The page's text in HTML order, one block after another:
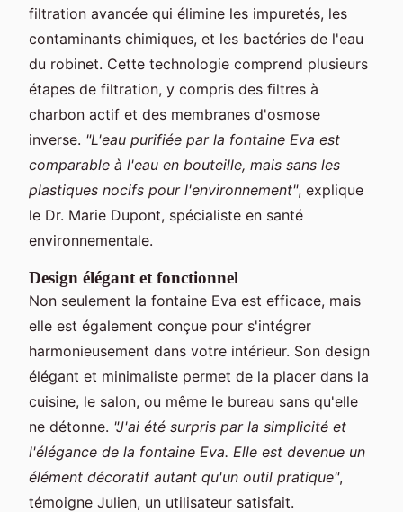
filtration avancée qui élimine les impuretés, les
contaminants chimiques, et les bactéries de l'eau
du robinet. Cette technologie comprend plusieurs
étapes de filtration, y compris des filtres à
charbon actif et des membranes d'osmose
inverse. "L'eau purifiée par la fontaine Eva est
comparable à l'eau en bouteille, mais sans les
plastiques nocifs pour l'environnement", explique
le Dr. Marie Dupont, spécialiste en santé
environnementale.
Design élégant et fonctionnel
Non seulement la fontaine Eva est efficace, mais
elle est également conçue pour s'intégrer
harmonieusement dans votre intérieur. Son design
élégant et minimaliste permet de la placer dans la
cuisine, le salon, ou même le bureau sans qu'elle
ne détonne. "J'ai été surpris par la simplicité et
l'élégance de la fontaine Eva. Elle est devenue un
élément décoratif autant qu'un outil pratique",
témoigne Julien, un utilisateur satisfait.